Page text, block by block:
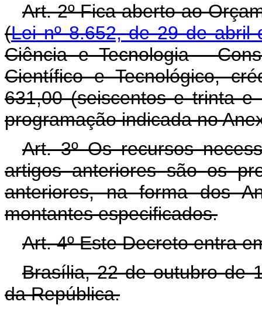
Art. 2º Fica aberto ao
(Lei nº 8.652, de 29 de abril
Ciência e Tecnologia -
Científico e Tecnológico,
631,00 (seiscentos e trinta
programação indicada no
Art. 3º Os recursos
artigos anteriores são os
anteriores, na forma dos
montantes especificados.
Art. 4º Este Decreto entra
Brasília, 22 de outubro de
da República.